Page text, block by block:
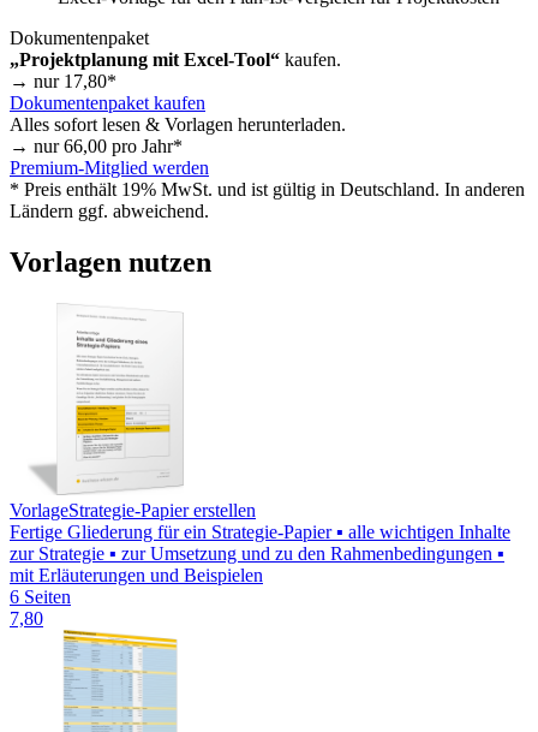
Dokumentenpaket
„Projektplanung mit Excel-Tool“ kaufen.
→ nur 17,80*
Dokumentenpaket kaufen
Alles sofort lesen & Vorlagen herunterladen.
→ nur66,00 pro Jahr*
Premium-Mitglied werden
* Preis enthält 19% MwSt. und ist gültig in Deutschland. In anderen
Ländern ggf. abweichend.
Vorlagen nutzen
VorlageStrategie-Papier erstellen
Fertige Gliederung für ein Strategie-Papier ▪ alle wichtigen Inhalte
zur Strategie ▪ zur Umsetzung und zu den Rahmenbedingungen ▪
mit Erläuterungen und Beispielen
6 Seiten
7,80